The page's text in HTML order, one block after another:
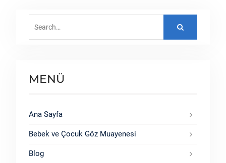
for:
MENÜ
Ana Sayfa
Bebek ve Çocuk Göz Muayenesi
Blog